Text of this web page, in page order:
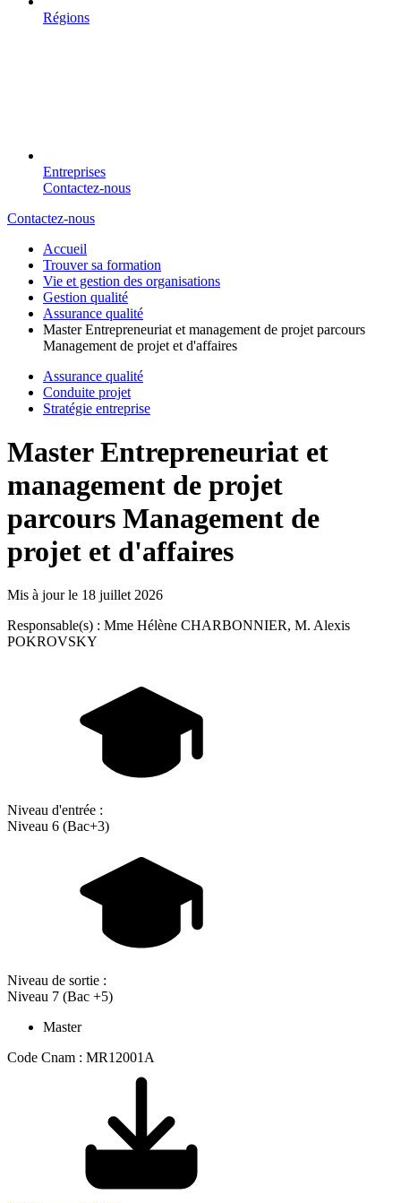
Régions
Entreprises
Contactez-nous
Contactez-nous
Accueil
Trouver sa formation
Vie et gestion des organisations
Gestion qualité
Assurance qualité
Master Entrepreneuriat et management de projet parcours
Management de projet et d'affaires
Assurance qualité
Conduite projet
Stratégie entreprise
Master Entrepreneuriat et
management de projet
parcours Management de
projet et d'affaires
Mis à jour le 18 juillet 2026
Responsable(s) : Mme Hélène CHARBONNIER, M. Alexis
POKROVSKY
Niveau d'entrée :
Niveau 6 (Bac+3)
Niveau de sortie :
Niveau 7 (Bac +5)
Master
Code Cnam : MR12001A